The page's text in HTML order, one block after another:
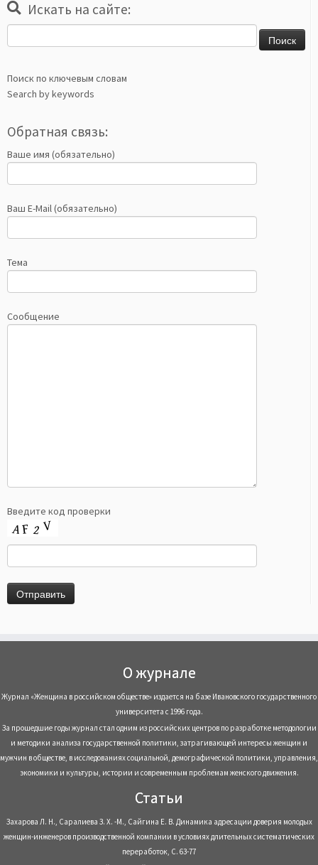
Искать на сайте:
Поиск по ключевым словам
Search by keywords
Обратная связь:
Ваше имя (обязательно)
Ваш E-Mail (обязательно)
Тема
Сообщение
Введите код проверки
О журнале
Журнал «Женщина в российском обществе» издается на базе Ивановского государственного
университета с 1996 года.
За прошедшие годы журнал стал одним из российских центров по разработке методологии
и методики анализа государственной политики, затрагивающей интересы женщин и
мужчин в обществе, в исследованиях социальной, демографической политики, управления,
экономики и культуры, истории и современным проблемам женского движения.
Статьи
Захарова Л. Н., Саралиева З. Х. -М., Сайгина Е. В. Динамика адресации доверия молодых
женщин-инженеров производственной компании в условиях длительных систематических
переработок, С. 63-77